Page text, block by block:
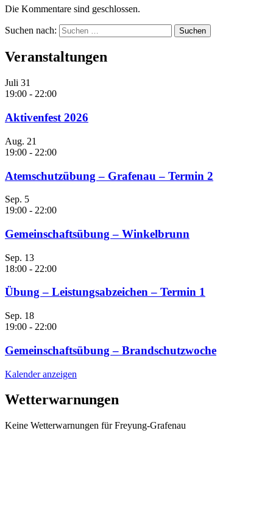
Die Kommentare sind geschlossen.
Suchen nach:
Veranstaltungen
Juli 31
19:00 - 22:00
Aktivenfest 2026
Aug. 21
19:00 - 22:00
Atemschutzübung – Grafenau – Termin 2
Sep. 5
19:00 - 22:00
Gemeinschaftsübung – Winkelbrunn
Sep. 13
18:00 - 22:00
Übung – Leistungsabzeichen – Termin 1
Sep. 18
19:00 - 22:00
Gemeinschaftsübung – Brandschutzwoche
Kalender anzeigen
Wetterwarnungen
Keine Wetterwarnungen für Freyung-Grafenau